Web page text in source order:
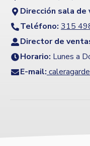
Dirección sala de
Teléfono: 315
Director de
Horario: Lunes a
E-mail: